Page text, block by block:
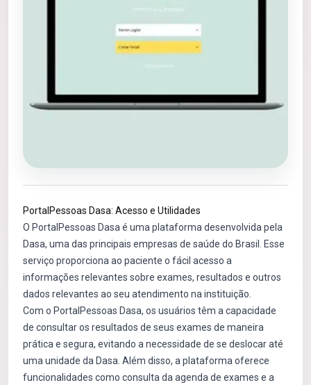
PortalPessoas Dasa: Acesso e Utilidades
O PortalPessoas Dasa é uma plataforma desenvolvida pela
Dasa, uma das principais empresas de saúde do Brasil. Esse
serviço proporciona ao paciente o fácil acesso a
informações relevantes sobre exames, resultados e outros
dados relevantes ao seu atendimento na instituição.
Com o PortalPessoas Dasa, os usuários têm a capacidade
de consultar os resultados de seus exames de maneira
prática e segura, evitando a necessidade de se deslocar até
uma unidade da Dasa. Além disso, a plataforma oferece
funcionalidades como consulta da agenda de exames e a